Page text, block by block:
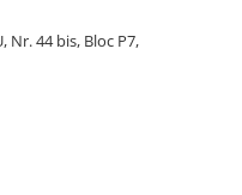
Nr. 44 bis, Bloc P7,